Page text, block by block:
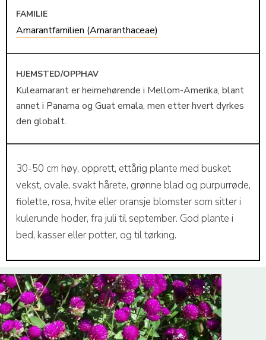
FAMILIE
Amarantfamilien (Amaranthaceae)
HJEMSTED/OPPHAV
Kuleamarant er heimehørende i Mellom-Amerika, blant
annet i Panama og Guat emala, men etter hvert dyrkes
den globalt.
30-50 cm høy, opprett, ettårig plante med busket
vekst, ovale, svakt hårete, grønne blad og purpurrøde,
fiolette, rosa, hvite eller oransje blomster som sitter i
kulerunde hoder, fra juli til september. God plante i
bed, kasser eller potter, og til tørking.